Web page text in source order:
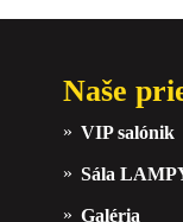
Naše
VIP salónik
Sála
Galéria